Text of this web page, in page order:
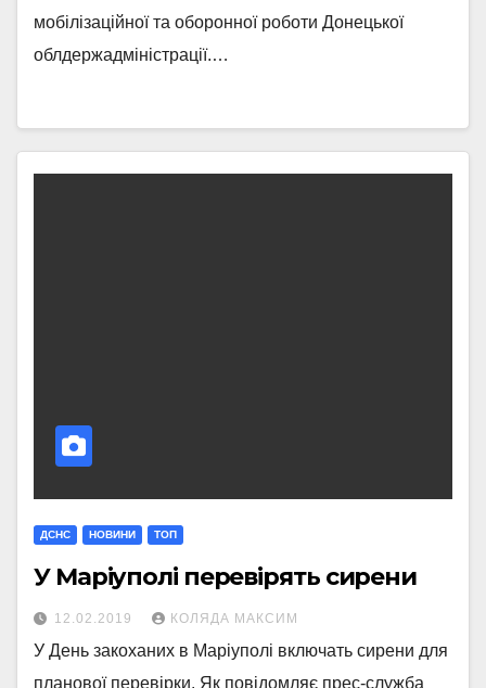
мобілізаційної та оборонної роботи Донецької
облдержадміністрації.…
ДСНС НОВИНИ ТОП
У Маріуполі перевірять сирени
12.02.2019 КОЛЯДА МАКСИМ
У День закоханих в Маріуполі включать сирени для
планової перевірки. Як повідомляє прес-служба